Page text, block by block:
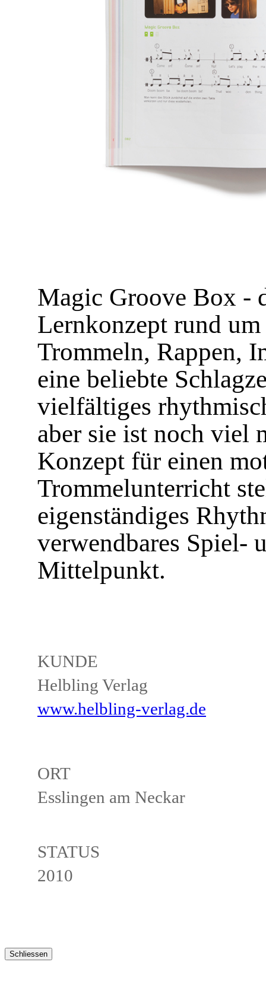
Magic Groove Box -
Lernkonzept rund
Trommeln, Rappen,
eine beliebte
vielfältiges
aber sie ist noch viel
Konzept für einen
Trommelunterricht
eigenständiges
verwendbares Spiel-
Mittelpunkt.
KUNDE
Helbling Verlag
www.helbling-verlag.de
ORT
Esslingen am Neckar
STATUS
2010
Schliessen